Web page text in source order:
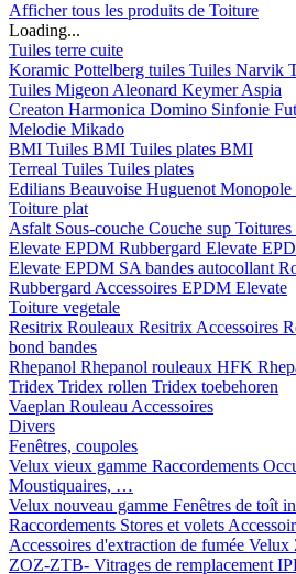
Afficher tous les produits de Toiture
Loading...
Tuiles terre cuite
Koramic Pottelberg tuiles Tuiles Narvik
Tuiles Migeon Aleonard KeymerAspia
Creaton Harmonica Domino Sinfonie
Melodie Mikado
BMI Tuiles BMI Tuiles plates BMI
Terreal Tuiles Tuiles plates
Edilians Beauvoise Huguenot Monopole
Toiture plat
Asfalt Sous-couche Couche sup Toitures
Elevate EPDM Rubbergard Elevate
Elevate EPDM SA bandes autocollant
Rubbergard Accessoires EPDM Elevate
Toiture vegetale
Resitrix Rouleaux Resitrix Accessoires
bond bandes
Rhepanol Rhepanol rouleaux HFK
Tridex Tridex rollen Tridex toebehoren
Vaeplan Rouleau Accessoires
Divers
Fenêtres, coupoles
Velux vieux gamme Raccordements
Moustiquaires, …
Velux nouveau gamme Fenêtres de toît
Raccordements Stores et volets
Accessoires d'extraction de fumée Velux
ZOZ-ZTB- Vitrages de remplacement